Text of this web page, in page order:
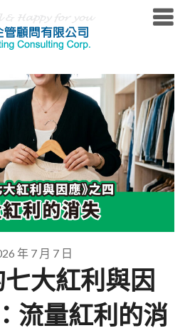
年 7 月 7 日
七大紅利與因
流量紅利的消